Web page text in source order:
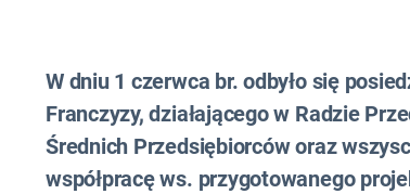
W dniu 1 czerwca br. odbyło się
Franczyzy, działającego w Radzie
Średnich Przedsiębiorców oraz
współpracę ws. przygotowanego